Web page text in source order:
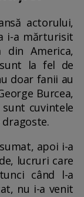
actorului,
i-a mărturisit
din America,
la fel de
doar fanii au
Burcea,
cuvintele
dragoste.
apoi i-a
lucruri care
când l-a
nu i-a venit